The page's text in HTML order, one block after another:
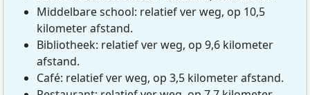
Middelbare school: relatief ver weg, op 10,5
kilometer afstand.
Bibliotheek: relatief ver weg, op 9,6 kilometer
afstand.
Café: relatief ver weg, op 3,5 kilometer afstand.